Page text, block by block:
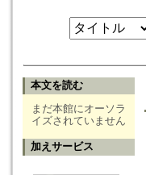
本文を読む
まだ本館にオーソラ
イズされていません
加えサービス